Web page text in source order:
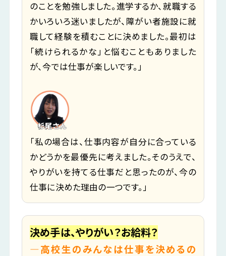
のことを勉強しました。進学するか、就職する
かいろいろ迷いましたが、障がい者施設に就
職して経験を積むことに決めました。最初は
「続けられるかな」と悩むこともありました
が、今では仕事が楽しいです。」
「私の場合は、仕事内容が自分に合っている
かどうかを最優先に考えました。そのうえで、
やりがいを持てる仕事だと思ったのが、今の
仕事に決めた理由の一つです。」
決め手は、やりがい？お給料？
―高校生のみんなは仕事を決めるの